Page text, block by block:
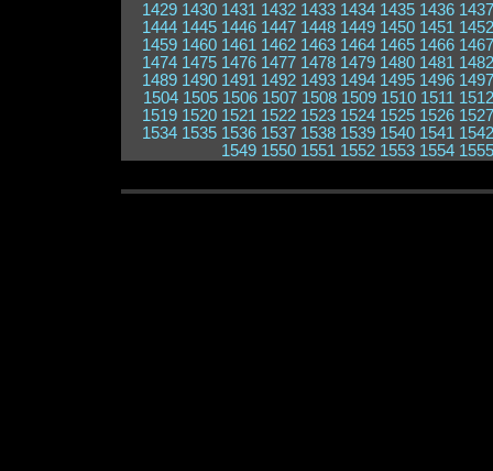
1429 1430 1431 1432 1433 1434 1435 1436 1437
1444 1445 1446 1447 1448 1449 1450 1451 1452
1459 1460 1461 1462 1463 1464 1465 1466 1467
1474 1475 1476 1477 1478 1479 1480 1481 1482
1489 1490 1491 1492 1493 1494 1495 1496 1497
1504 1505 1506 1507 1508 1509 1510 1511 1512
1519 1520 1521 1522 1523 1524 1525 1526 1527
1534 1535 1536 1537 1538 1539 1540 1541 1542
1549 1550 1551 1552 1553 1554 1555